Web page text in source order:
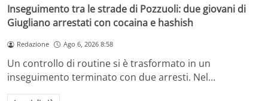
Inseguimento tra le strade di Pozzuoli: due giovani di
Giugliano arrestati con cocaina e hashish
Redazione Ago 6, 2026 8:58
Un controllo di routine si è trasformato in un
inseguimento terminato con due arresti. Nel…